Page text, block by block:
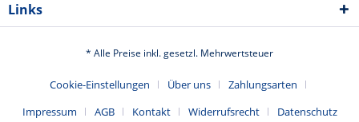
Links
* Alle Preise inkl. gesetzl. Mehrwertsteuer
Cookie-Einstellungen Über uns
Zahlungsarten
Impressum
AGB Kontakt Widerrufsrecht Datenschutz